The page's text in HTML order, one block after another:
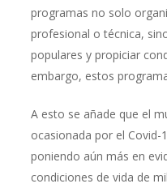
programas no solo
profesional o técnica,
populares y propiciar
embargo, estos
A esto se añade que el
ocasionada por el Covid-
poniendo aún más en
condiciones de vida de